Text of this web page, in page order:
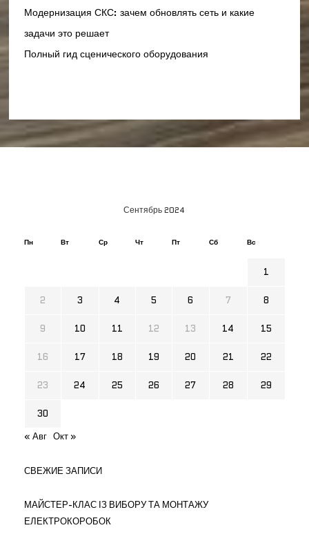
Модернизация СКС: зачем обновлять сеть и какие
задачи это решает
Полный гид сценического оборудования
Сентябрь 2024
Пн Вт Ср Чт Пт Сб Вс
1
2 3 4 5 6 7 8
9 10 11 12 13 14 15
16 17 18 19 20 21 22
23 24 25 26 27 28 29
30
« Авг Окт »
СВЕЖИЕ ЗАПИСИ
МАЙСТЕР-КЛАС ІЗ ВИБОРУ ТА МОНТАЖУ
ЕЛЕКТРОКОРОБОК